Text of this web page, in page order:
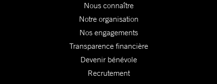
Nous connaître
Notre organisation
Nos engagements
Transparence financière
Devenir bénévole
Recrutement